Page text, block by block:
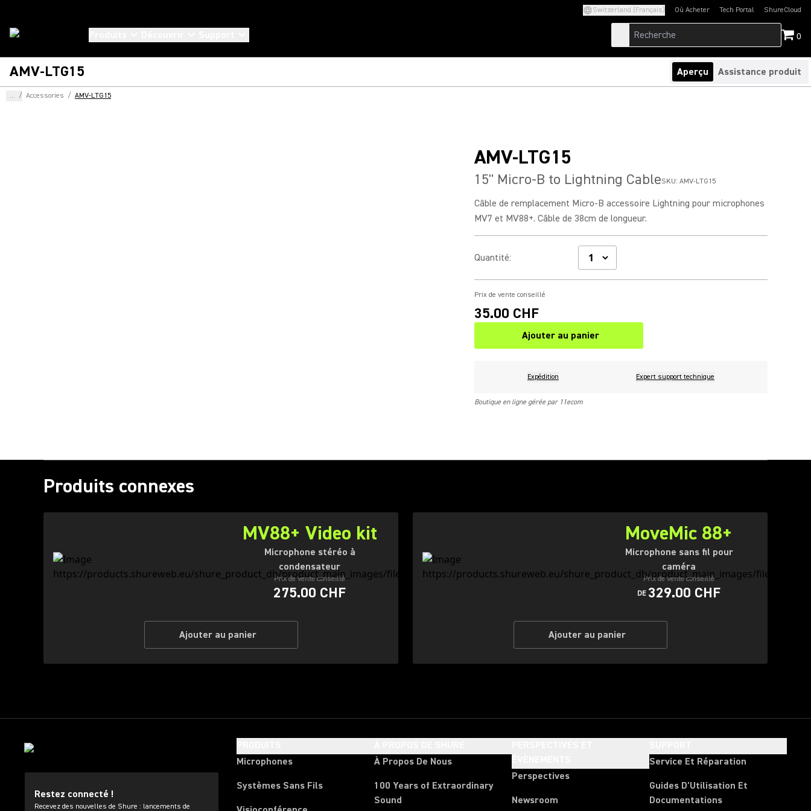
Switzerland (Français) Où Acheter Tech Portal
(Opens in a new tab)ShureCloud
(Opens in a new
0
AMV-LTG15 Aperçu Assistance produit
... / Accessories / AMV-LTG15
AMV-LTG15
15" Micro-B to Lightning CableSKU: AMV-LTG15
Câble de remplacement Micro-B accessoire Lightning pour microphones
MV7 et MV88+. Câble de 38cm de longueur.
Quantité:
Prix de vente conseillé
35.00 CHF
Ajouter au panier
Expédition Expert support technique
Boutique en ligne gérée par 11ecom
Produits connexes
MV88+ Video kit
Microphone stéréo à
condensateur
Prix de vente conseillé
275.00 CHF
Ajouter au panier
MoveMic 88+
Microphone sans fil pour
caméra
Prix de vente conseillé
DE 329.00 CHF
Ajouter au panier
Restez connecté !
Recevez des nouvelles de Shure : lancements de
Microphones
Systèmes Sans Fils
À Propos De Nous
100 Years of Extraordinary
Sound
Perspectives
Newsroom
Service Et Réparation
Guides D'Utilisation Et
Documentations